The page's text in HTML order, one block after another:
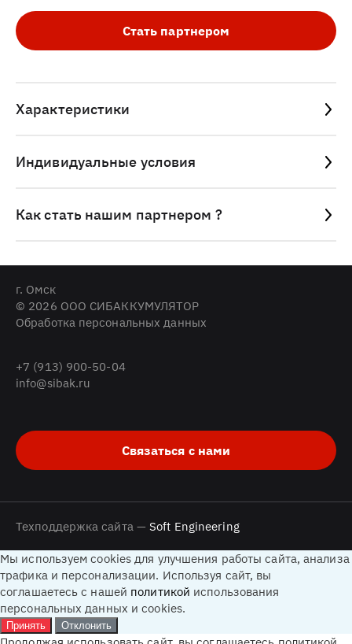
Стать партнером
Характеристики
Индивидуальные условия
Как стать нашим партнером ?
г. Омск
© 2026 ООО СИБАККУМУЛЯТОР
Обработка персональных данных
+7 (913) 900-50-04
info@sibak.ru
Связаться с нами
Техподдержка сайта —Soft Engineering
Мы используем cookies для улучшения работы сайта, анализа
трафика и персонализации. Используя сайт, вы
соглашаетесь с нашей политикой использования
персональных данных и cookies.
Принять Отклонить